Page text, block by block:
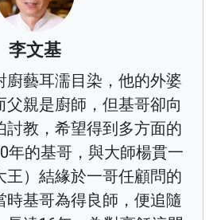
李文基
廚藝耳濡目染，他的外婆
親是廚師，但基哥卻向
討教，希望得到多方面的
年的基哥，與大師楊貫一
王）結緣於一哥任顧問的
時基哥為得良師，便追隨